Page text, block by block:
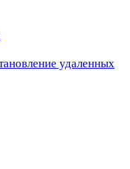
удаленных